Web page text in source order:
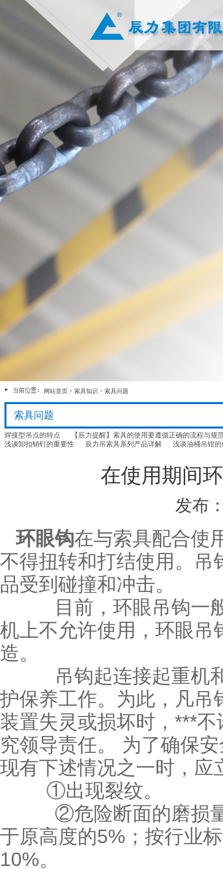
网站首页 > 索具知识 > 索具问题
索具问题
焊接型吊点的特点
【辰力提醒】索具的使用要遵循正确的流程与规
浅谈卸扣销钉的重要性
辰力吊索具系列产品详解 浅谈油桶吊钳的
在使用期间
发布
环眼钩在与索具配合使
不得扭转和打结使用。吊
品受到碰撞和冲击。
目前，环眼吊钩一般
机上不允许使用，环眼吊
造。
吊钩起连接起重机和
护保养工作。为此，凡吊
装置失灵或损坏时，***
究领导责任。 为了确保
现有下述情况之一时，应
①出现裂纹。
②危险断面的磨损量
于原高度的5%；按行业
10%。